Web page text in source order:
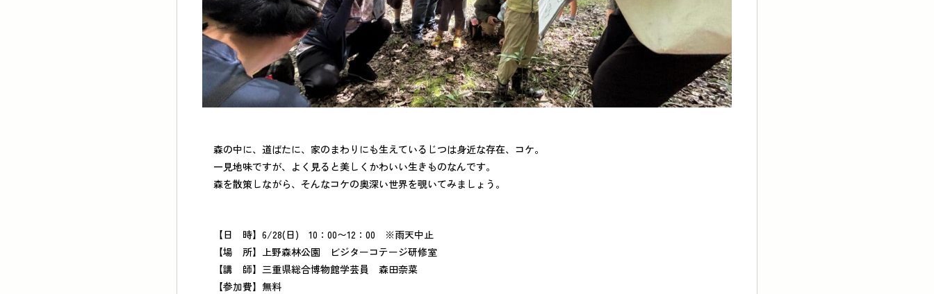
森の中に、道ばたに、家のまわりにも生えているじつは身近な存在、コケ。
一見地味ですが、よく見ると美しくかわいい生きものなんです。
森を散策しながら、そんなコケの奥深い世界を覗いてみましょう。
【日 時】6/28(日) 10：00〜12：00 ※雨天中止
【場 所】上野森林公園 ビジターコテージ研修室
【講 師】三重県総合博物館学芸員 森田奈菜
【参加費】無料